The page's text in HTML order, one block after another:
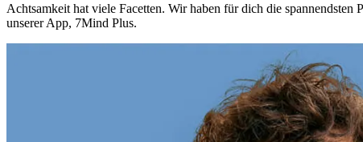
Achtsamkeit hat viele Facetten. Wir haben für dich die
unserer App, 7Mind Plus.